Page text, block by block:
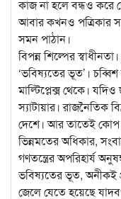
কাজ না হলে বন্ধও করে
আবার কখনও পত্রিকার
সমন পাঠান।
বিপন্ন শিল্পের
‘ভবিষ্যতের ভূত’।
মাল্টিপ্লেক্স থেকে।
স্যাটায়ার। রাজনৈতিক
দেশে। আর তাতেই
ভিন্নমতের অধিকার,
গণতন্ত্রের অপরিহার্য
ভবিষ্যতের ভূত, অনীকই
জেলে যেতে হয়েছে